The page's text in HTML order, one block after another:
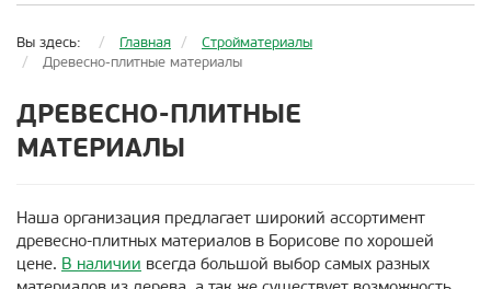
Вы здесь: Главная
Стройматериалы
Древесно-плитные материалы
ДРЕВЕСНО-ПЛИТНЫЕ
МАТЕРИАЛЫ
Наша организация предлагает широкий ассортимент
древесно-плитных материалов в Борисове по хорошей
цене. В наличии всегда большой выбор самых разных